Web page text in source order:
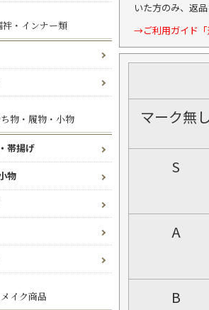
袢・インナー類
物・履物・小物
帯揚げ
物
メイク商品
いた方のみ、返
→ご利用ガイド「
マーク無し
S
A
B